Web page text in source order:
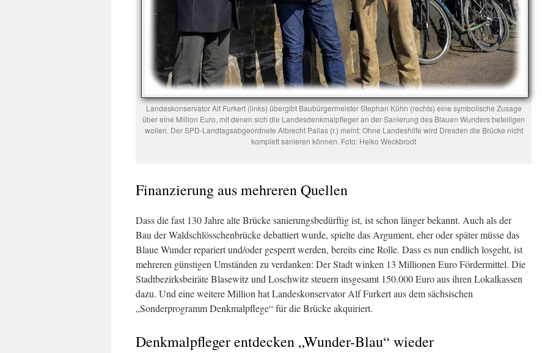
Landeskonservator Alf Furkert (links) übergibt Baubürgermeister Stephan Kühn (rechts) eine symbolische Zusage
über eine Million Euro, mit denen sich die Landesdenkmalpfleger an der Sanierung des Blauen Wunders beteiligen
wollen. Der SPD-Landtagsabgeordnete Albrecht Pallas (r.) meint: Ohne Landeshilfe wird Dresden die Brücke nicht
komplett sanieren können. Foto: Heiko Weckbrodt
Finanzierung aus mehreren Quellen
Dass die fast 130 Jahre alte Brücke sanierungsbedürftig ist, ist schon länger bekannt. Auch als der
Bau der Waldschlösschenbrücke debattiert wurde, spielte das Argument, eher oder später müsse das
Blaue Wunder repariert und/oder gesperrt werden, bereits eine Rolle. Dass es nun endlich losgeht, ist
mehreren günstigen Umständen zu verdanken: Der Stadt winken 13 Millionen Euro Fördermittel. Die
Stadtbezirksbeiräte Blasewitz und Loschwitz steuern insgesamt 150.000 Euro aus ihren Lokalkassen
dazu. Und eine weitere Million hat Landeskonservator Alf Furkert aus dem sächsischen
„Sonderprogramm Denkmalpflege“ für die Brücke akquiriert.
Denkmalpfleger entdecken „Wunder-Blau“ wieder